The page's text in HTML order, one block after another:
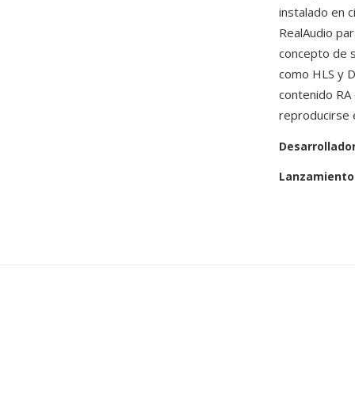
instalado en
RealAudio
concepto de
como HLS y
contenido
reproducirse